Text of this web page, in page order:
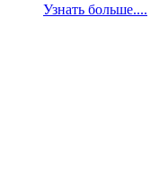
Узнать больше....